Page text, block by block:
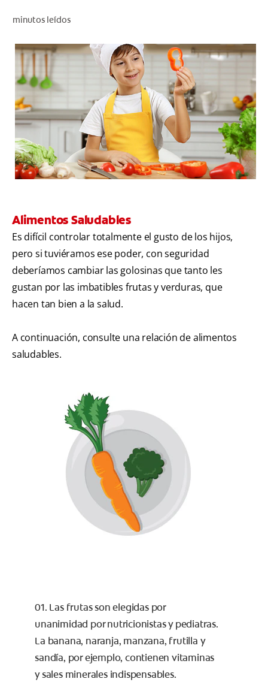
PARA PROFESIONALES
CUPONES
DO (ES)
SUSCRÍBASE
minutos leídos
Alimentos Saludables
Es difícil controlar totalmente el gusto de los hijos,
pero si tuviéramos ese poder, con seguridad
deberíamos cambiar las golosinas que tanto les
gustan por las imbatibles frutas y verduras, que
hacen tan bien a la salud.
A continuación, consulte una relación de alimentos
saludables.
01. Las frutas son elegidas por
unanimidad por nutricionistas y pediatras.
La banana, naranja, manzana, frutilla y
sandía, por ejemplo, contienen vitaminas
y sales minerales indispensables.